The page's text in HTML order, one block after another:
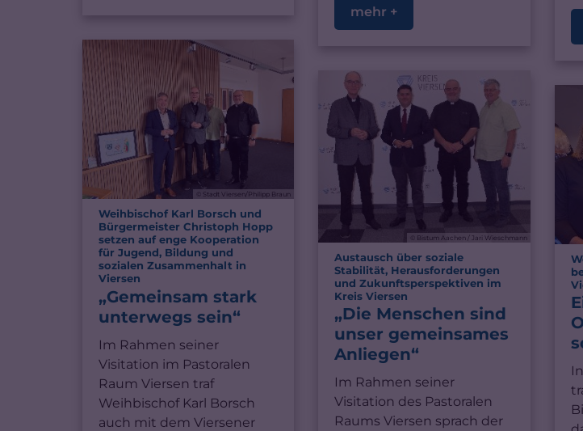
mehr +
© Stadt Viersen/Philipp Braun
Weihbischof Karl Borsch und
Bürgermeister Christoph Hopp
setzen auf enge Kooperation
für Jugend, Bildung und
sozialen Zusammenhalt in
Viersen
„Gemeinsam stark
unterwegs sein“
Im Rahmen seiner
Visitation im Pastoralen
Raum Viersen traf
Weihbischof Karl Borsch
auch mit dem Viersener
© Bistum Aachen / Jari Wieschmann
Austausch über soziale
Stabilität, Herausforderungen
und Zukunftsperspektiven im
Kreis Viersen
„Die Menschen sind
unser gemeinsames
Anliegen“
Im Rahmen seiner
Visitation des Pastoralen
Raums Viersen sprach der